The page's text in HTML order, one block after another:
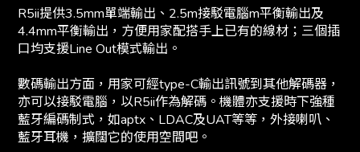
R5ii提供3.5mm單端輸出、2.5m接駁電腦m平衡輸出及
4.4mm平衡輸出，方便用家配搭手上已有的線材；三個插
口均支援Line Out模式輸出。
數碼輸出方面，用家可經type-C輸出訊號到其他解碼器，
亦可以接駁電腦，以R5ii作為解碼。機體亦支援時下強種
藍牙編碼制式，如aptx、LDAC及UAT等等，外接喇叭、
藍牙耳機，擴闊它的使用空間吧。